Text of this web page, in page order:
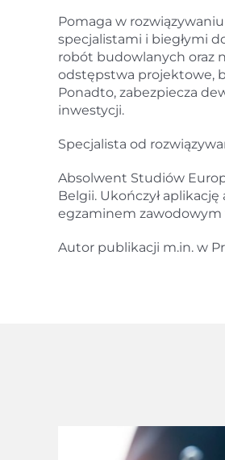
Pomaga w
specjalistami i biegłymi
robót budowlanych oraz
odstępstwa projektowe,
Ponadto, zabezpiecza
inwestycji.
Specjalista od
Absolwent Studiów
Belgii. Ukończył
egzaminem zawodowym
Autor publikacji m.in. w